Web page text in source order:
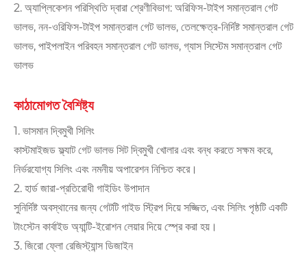
2. অ্যাপ্লিকেশন পরিস্থিতি দ্বারা শ্রেণীবিভাগ: অরিফিস-টাইপ সমান্তরাল গেট
ভালভ, নন-ওরিফিস-টাইপ সমান্তরাল গেট ভালভ, তেলক্ষেত্র-নির্দিষ্ট সমান্তরাল গেট
ভালভ, পাইপলাইন পরিবহন সমান্তরাল গেট ভালভ, গ্যাস সিস্টেম সমান্তরাল গেট
ভালভ
কাঠামোগত বৈশিষ্ট্য
1. ভাসমান দ্বিমুখী সিলিং
কাস্টমাইজড ফ্ল্যাট গেট ভালভ সিট দ্বিমুখী খোলার এবং বন্ধ করতে সক্ষম করে,
নির্ভরযোগ্য সিলিং এবং নমনীয় অপারেশন নিশ্চিত করে।
2. হার্ড জারা-প্রতিরোধী গাইডিং উপাদান
সুনির্দিষ্ট অবস্থানের জন্য গেটটি গাইড স্ট্রিপ দিয়ে সজ্জিত, এবং সিলিং পৃষ্ঠটি একটি
টাংস্টেন কার্বাইড অ্যান্টি-ইরোশন লেয়ার দিয়ে স্প্রে করা হয়।
3. জিরো ফ্লো রেজিস্ট্যান্স ডিজাইন